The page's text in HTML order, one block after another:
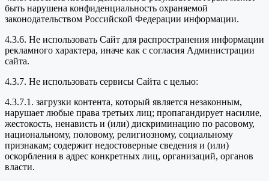
быть нарушена конфиденциальность охраняемой
законодательством Российской Федерации информации.
4.3.6. Не использовать Сайт для распространения информации
рекламного характера, иначе как с согласия Администрации
сайта.
4.3.7. Не использовать сервисы Сайта с целью:
4.3.7.1. загрузки контента, который является незаконным,
нарушает любые права третьих лиц; пропагандирует насилие,
жестокость, ненависть и (или) дискриминацию по расовому,
национальному, половому, религиозному, социальному
признакам; содержит недостоверные сведения и (или)
оскорбления в адрес конкретных лиц, организаций, органов
власти.